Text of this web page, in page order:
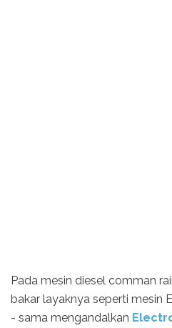
Pada mesin diesel comman
bakar layaknya seperti mesin
- sama mengandalkan